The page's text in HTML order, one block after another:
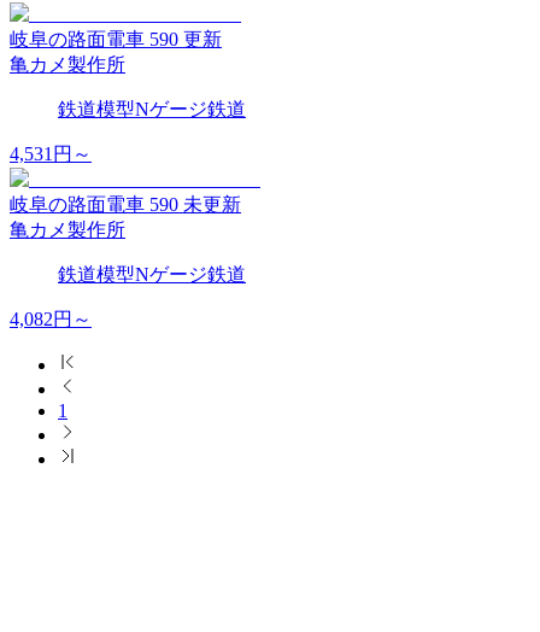
岐阜の路面電車 590 更新
亀カメ製作所
鉄道模型Nゲージ鉄道
4,531 円～
岐阜の路面電車 590 未更新
亀カメ製作所
鉄道模型Nゲージ鉄道
4,082円～
1